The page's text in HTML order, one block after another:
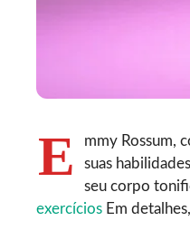
E
mmy Rossum,
suas
seu corpo
exercícios Em